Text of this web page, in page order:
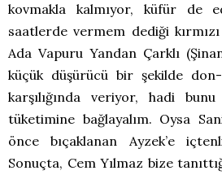
kovmakla kalmıyor, küfür de
saatlerde vermem dediği
Ada Vapuru Yandan Çarklı
küçük düşürücü bir şekilde
karşılığında veriyor, hadi bunu
tüketimine bağlayalım. Oysa
önce bıçaklanan Ayzek’e
Sonuçta, Cem Yılmaz bize